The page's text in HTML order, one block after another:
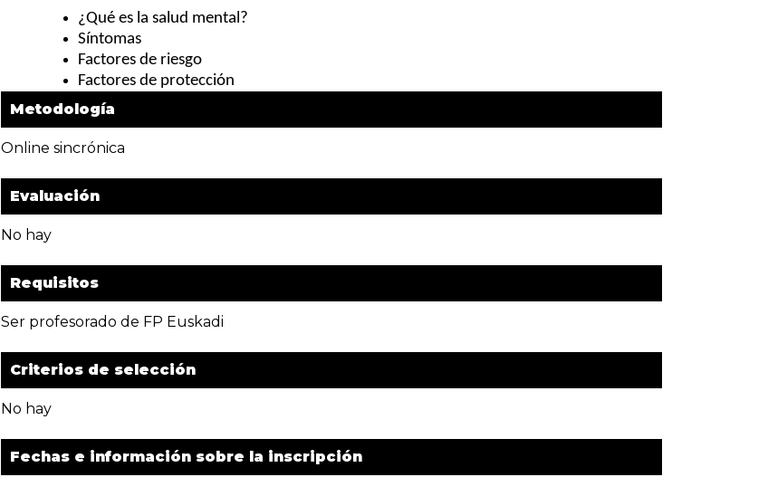
¿Qué es la salud mental?
Síntomas
Factores de riesgo
Factores de protección
Metodología
Online sincrónica
Evaluación
No hay
Requisitos
Ser profesorado de FP Euskadi
Criterios de selección
No hay
Fechas e información sobre la inscripción